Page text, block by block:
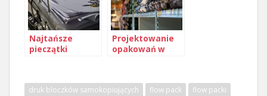
Najtańsze
pieczątki
Katowicach
Projektowanie
opakowań w
dobrze?
druk bloczków samokopiujących flow pack
flow packi